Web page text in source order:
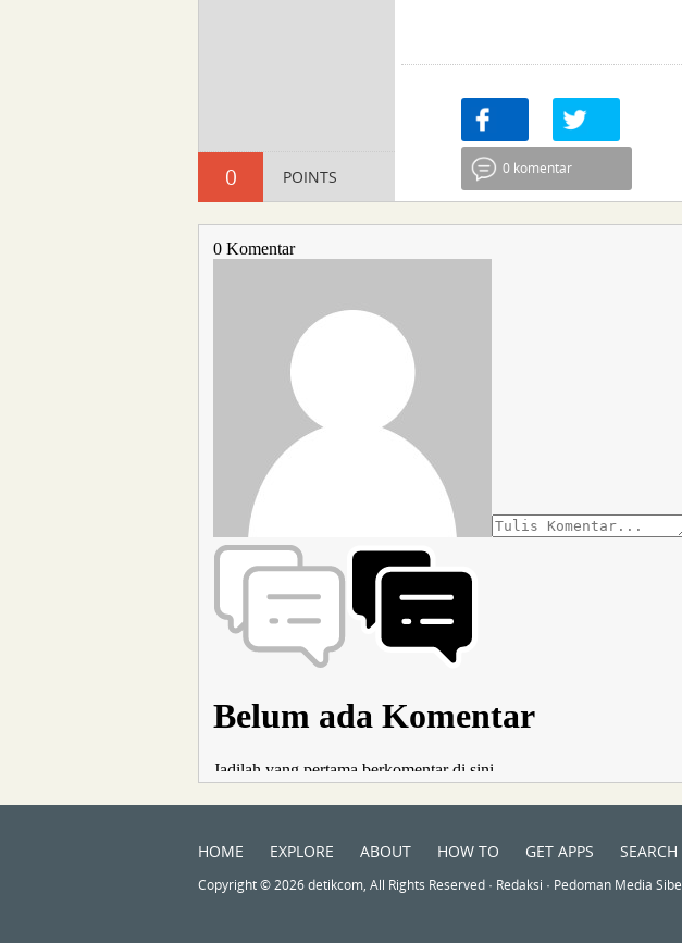
0 POINTS
Share
0 komentar
HOME EXPLORE ABOUT HOW TO GET APPS SEARCH
Copyright © 2026 detikcom, All Rights Reserved · Redaksi · Pedoman Media